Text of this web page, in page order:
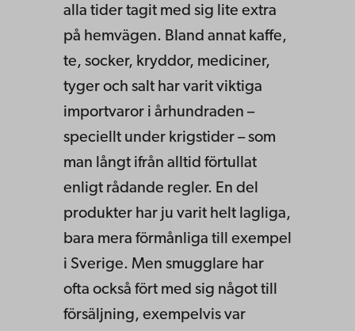
alla tider tagit med sig lite extra
på hemvägen. Bland annat kaffe,
te, socker, kryddor, mediciner,
tyger och salt har varit viktiga
importvaror i århundraden –
speciellt under krigstider – som
man långt ifrån alltid förtullat
enligt rådande regler. En del
produkter har ju varit helt lagliga,
bara mera förmånliga till exempel
i Sverige. Men smugglare har
ofta också fört med sig något till
försäljning, exempelvis var